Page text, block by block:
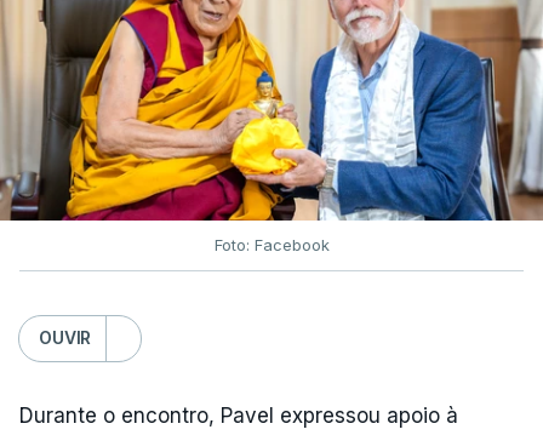
Foto: Facebook
OUVIR
Durante o encontro, Pavel expressou apoio à